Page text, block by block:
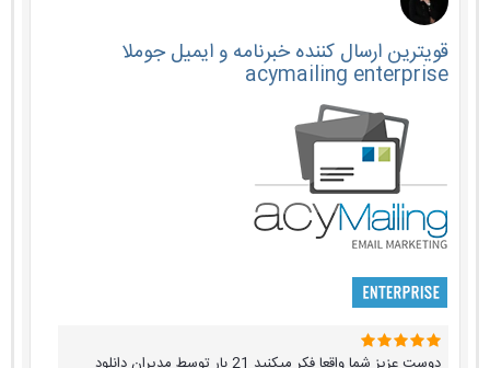
قویترین ارسال کننده خبرنامه و ایمیل جوملا
acymailing enterprise
دوست عزیز شما واقعا فکر میکنید 21 بار توسط مدیران دانلود